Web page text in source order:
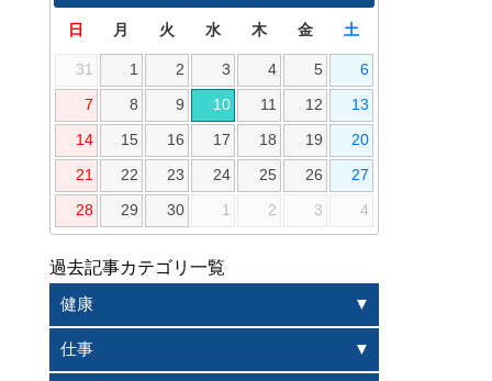
日 月 火 水 木 金 土
31 1 2 3 4 5 6
7 8 9 10 11 12 13
14 15 16 17 18 19 20
21 22 23 24 25 26 27
28 29 30 1 2 3 4
過去記事カテゴリ一覧
健康
仕事